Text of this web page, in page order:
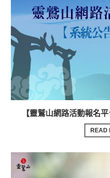
【靈鷲山網路活動報名
READ